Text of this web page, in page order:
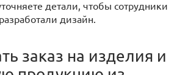
детали, чтобы сотрудники
дизайн.
заказ на изделия и